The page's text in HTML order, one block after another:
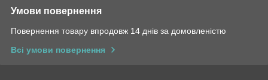
Умови повернення
Повернення товару впродовж 14 днів за домовленістю
Всі умови повернення